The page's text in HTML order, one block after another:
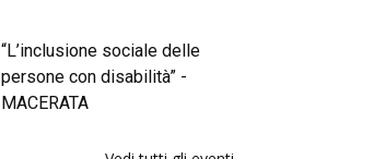
“L’inclusione sociale delle
persone con disabilità” -
MACERATA